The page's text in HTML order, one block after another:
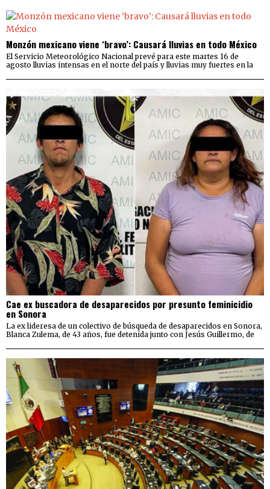
Monzón mexicano viene ‘bravo’: Causará lluvias en todo México
El Servicio Meteorológico Nacional prevé para este martes 16 de
agosto lluvias intensas en el norte del país y lluvias muy fuertes en la
Cae ex buscadora de desaparecidos por presunto feminicidio
en Sonora
La ex lideresa de un colectivo de búsqueda de desaparecidos en Sonora,
Blanca Zulema, de 43 años, fue detenida junto con Jesús Guillermo, de